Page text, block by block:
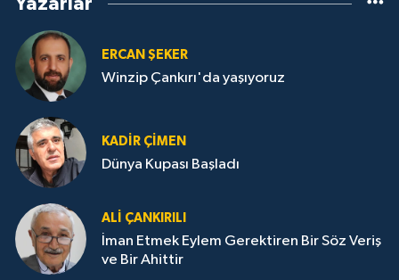
ERCAN ŞEKER
Winzip Çankırı'da yaşıyoruz
KADIR ÇIMEN
Dünya Kupası Başladı
ALI ÇANKIRILI
İman Etmek Eylem Gerektiren Bir Söz Veriş
ve Bir Ahittir